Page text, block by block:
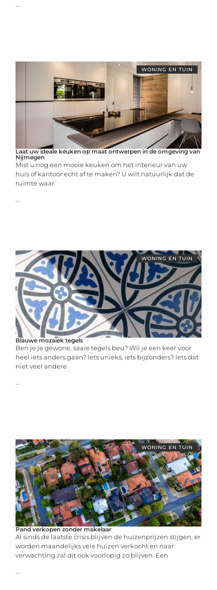
...
WONING EN TUIN
Laat uw ideale keuken op maat ontwerpen in de omgeving van
Nijmegen
Mist u nog een mooie keuken om het interieur van uw
huis of kantoor echt af te maken? U wilt natuurlijk dat de
ruimte waar
...
WONING EN TUIN
Blauwe mozaiek tegels
Ben je je gewone, saaie tegels beu? Wil je een keer voor
heel iets anders gaan? Iets unieks, iets bijzonders? Iets dat
niet veel andere
...
WONING EN TUIN
Pand verkopen zonder makelaar
Al sinds de laatste crisis blijven de huizenprijzen stijgen, er
worden maandelijks vele huizen verkocht en naar
verwachting zal dit ook voorlopig zo blijven. Een
...